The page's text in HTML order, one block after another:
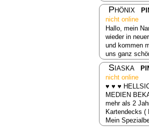
Phönix
nicht online
Hallo, mein
wieder in
und kommen
uns ganz
Siaska
nicht online
♥ ♥ ♥
MEDIEN
mehr als 2
Kartendecks (
Mein